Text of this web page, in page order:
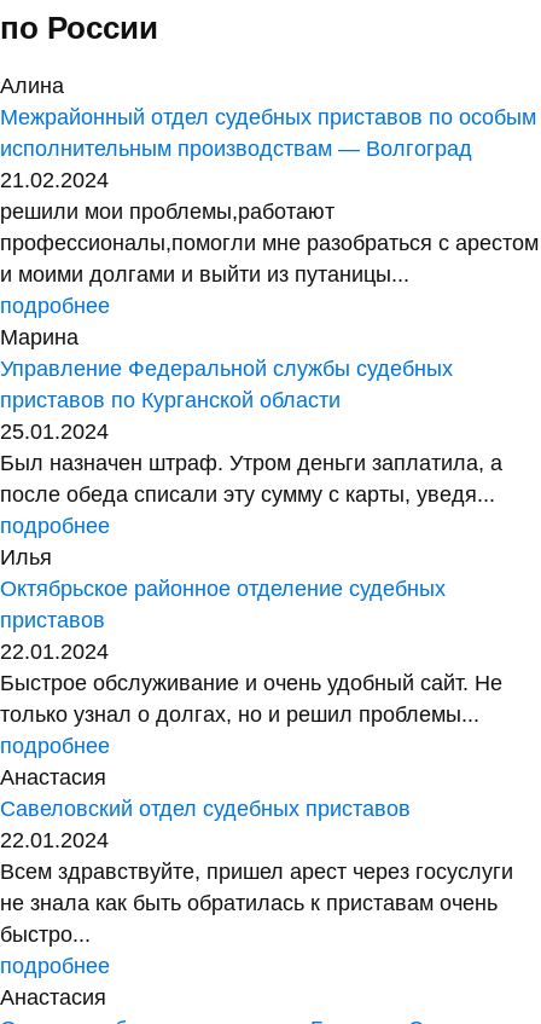
по России
Алина
Межрайонный отдел судебных приставов по особым
исполнительным производствам — Волгоград
21.02.2024
решили мои проблемы,работают
профессионалы,помогли мне разобраться с арестом
и моими долгами и выйти из путаницы...
подробнее
Марина
Управление Федеральной службы судебных
приставов по Курганской области
25.01.2024
Был назначен штраф. Утром деньги заплатила, а
после обеда списали эту сумму с карты, уведя...
подробнее
Илья
Октябрьское районное отделение судебных
приставов
22.01.2024
Быстрое обслуживание и очень удобный сайт. Не
только узнал о долгах, но и решил проблемы...
подробнее
Анастасия
Савеловский отдел судебных приставов
22.01.2024
Всем здравствуйте, пришел арест через госуслуги
не знала как быть обратилась к приставам очень
быстро...
подробнее
Анастасия